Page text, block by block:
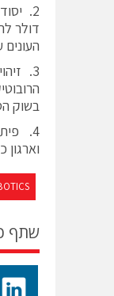
דולר
בשוק
שתף